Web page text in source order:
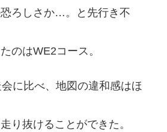
ろしさか…。と先行き不
のはWE2コース。
に比べ、地図の違和感はほ
り抜けることができた。